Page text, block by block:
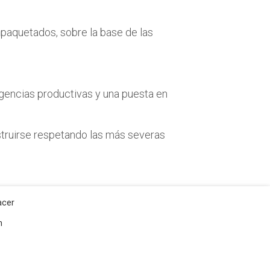
sobre la base de las
productivas y una puesta en
respetando las más severas